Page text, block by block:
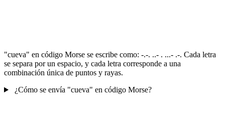
"cueva" en código Morse se escribe como: -.-. ..- . ...- .-. Cada letra
se separa por un espacio, y cada letra corresponde a una
combinación única de puntos y rayas.
¿Cómo se envía "cueva" en código Morse?